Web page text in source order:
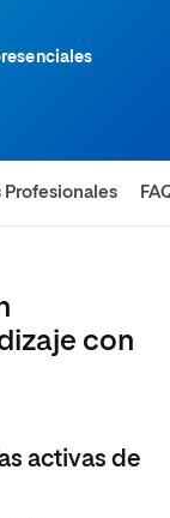
Profesionales
con
activas de